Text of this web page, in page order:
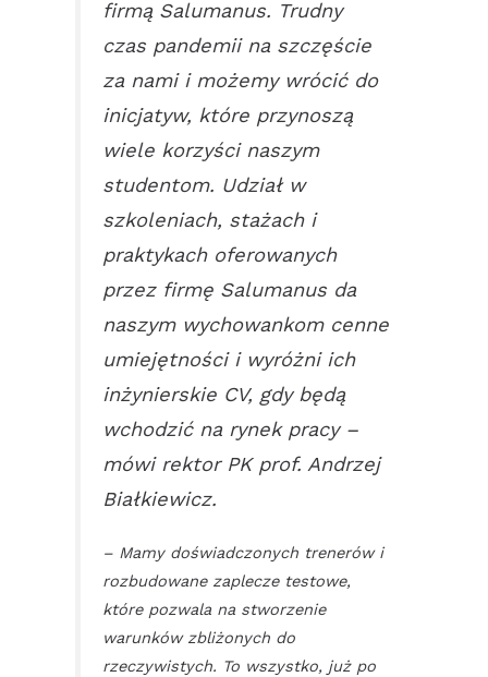
firmą Salumanus. Trudny
czas pandemii na szczęście
za nami i możemy wrócić do
inicjatyw, które przynoszą
wiele korzyści naszym
studentom. Udział w
szkoleniach, stażach i
praktykach oferowanych
przez firmę Salumanus da
naszym wychowankom cenne
umiejętności i wyróżni ich
inżynierskie CV, gdy będą
wchodzić na rynek pracy –
mówi rektor PK prof. Andrzej
Białkiewicz.
– Mamy doświadczonych trenerów i
rozbudowane zaplecze testowe,
które pozwala na stworzenie
warunków zbliżonych do
rzeczywistych. To wszystko, już po